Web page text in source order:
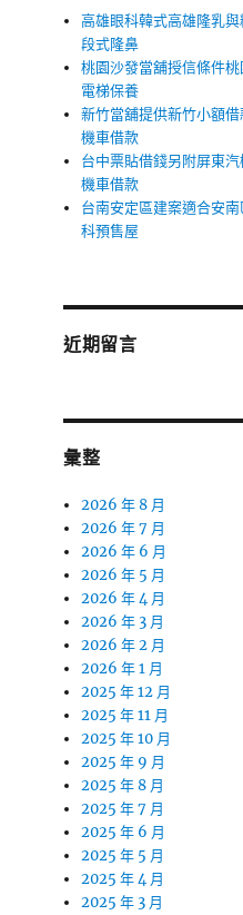
高雄眼科韓式高雄隆乳
段式隆鼻
桃園沙發當舖授信條件
電梯保養
新竹當舖提供新竹小額
機車借款
台中票貼借錢另附屏東
機車借款
台南安定區建案適合安
科預售屋
近期留言
彙整
2026 年 8 月
2026 年 7 月
2026 年 6 月
2026 年 5 月
2026 年 4 月
2026 年 3 月
2026 年 2 月
2026 年 1 月
2025 年 12 月
2025 年 11 月
2025 年 10 月
2025 年 9 月
2025 年 8 月
2025 年 7 月
2025 年 6 月
2025 年 5 月
2025 年 4 月
2025 年 3 月